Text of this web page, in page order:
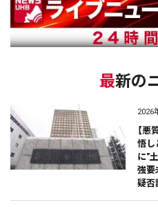
最新
2026
【悪
悟し
に"
強要
疑否